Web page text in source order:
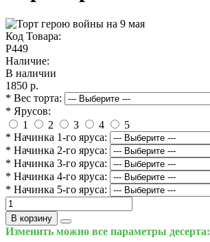
Код Товара:
P449
Наличие:
В наличии
1850 р.
* Вес торта:
* Ярусов:
1
2 3 4
5
* Начинка 1-го яруса:
* Начинка 2-го яруса:
* Начинка 3-го яруса:
* Начинка 4-го яруса:
* Начинка 5-го яруса:
В корзину
Изменить можно все параметры десерта: